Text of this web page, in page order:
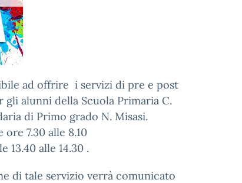
ad offrire i servizi di pre e post
gli alunni della Scuola Primaria C.
di Primo grado N. Misasi.
7.30 alle 8.10
13.40 alle 14.30 .
di tale servizio verrà comunicato